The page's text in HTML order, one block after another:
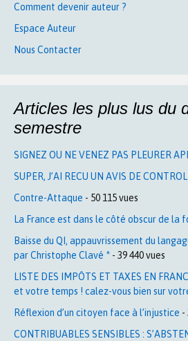
Comment devenir auteur ?
Espace Auteur
Nous Contacter
Articles les plus lus du
semestre
SIGNEZ OU NE VENEZ PAS PLEURER
SUPER, J’AI RECU UN AVIS DE
Contre-Attaque - 50 115 vues
La France est dans le côté obscur de la
Baisse du QI, appauvrissement du
par Christophe Clavé * - 39 440 vues
LISTE DES IMPÔTS ET TAXES EN
et votre temps ! calez-vous bien sur
Réflexion d’un citoyen face à l’injustice -
CONTRIBUABLES SENSIBLES :